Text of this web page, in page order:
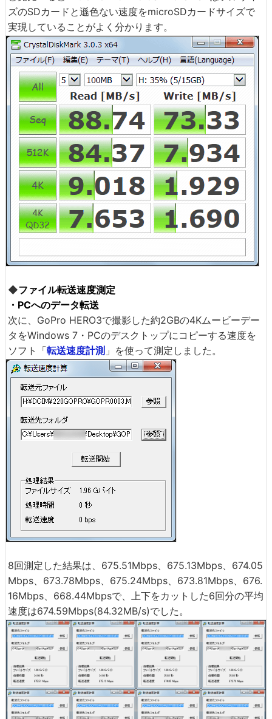
ズのSDカードと遜色ない速度をmicroSDカードサイズで
実現していることがよく分かります。
◆ファイル転送速度測定
・PCへのデータ転送
次に、GoPro HERO3で撮影した約2GBの4Kムービーデー
タをWindows 7・PCのデスクトップにコピーする速度を
ソフト「転送速度計測 」を使って測定しました。
8回測定した結果は、675.51Mbps、675.13Mbps、674.05
Mbps、673.78Mbps、675.24Mbps、673.81Mbps、676.
16Mbps、668.44Mbpsで、上下をカットした6回分の平均
速度は674.59Mbps(84.32MB/s)でした。